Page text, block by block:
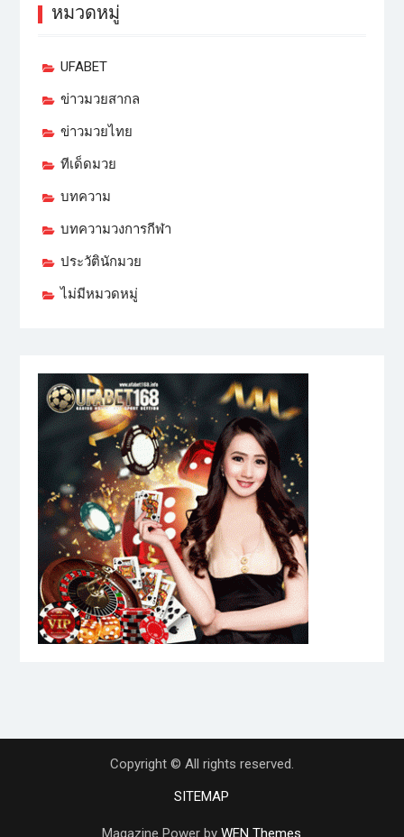
หมวดหมู่
UFABET
ข่าวมวยสากล
ข่าวมวยไทย
ทีเด็ดมวย
บทความ
บทความวงการกีฬา
ประวัตินักมวย
ไม่มีหมวดหมู่
Copyright © All rights reserved.
SITEMAP
Magazine Power byWEN Themes